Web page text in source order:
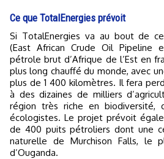
Ce que TotalEnergies prévoit
Si TotalEnergies va au bout de ce projet baptisé EACOP
(East African Crude Oil Pipeline
pétrole brut d’Afrique de l’Est en
plus long chauffé du monde, avec
plus de 1 400 kilomètres. Il fera
à des dizaines de milliers
région très riche en biodiversité,
écologistes. Le projet prévoit
de 400 puits pétroliers dont une
naturelle de Murchison Falls, le
d’Ouganda.